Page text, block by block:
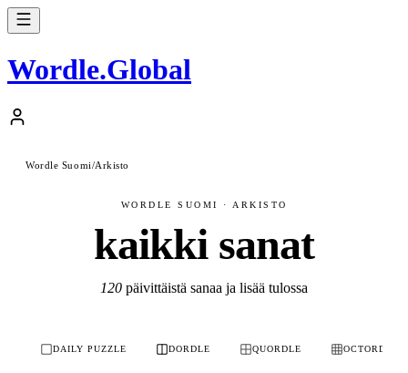
Wordle.Global
Wordle Suomi/Arkisto
WORDLE SUOMI · ARKISTO
kaikki sanat
120 päivittäistä sanaa ja lisää tulossa
DAILY PUZZLE DORDLE QUORDLE OCTORDLE